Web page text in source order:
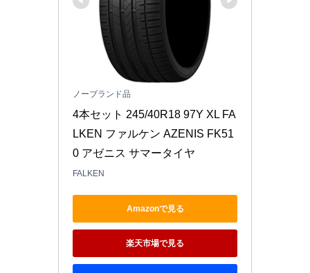
ノーブランド品
4本セット 245/40R18 97Y XL FA
LKEN ファルケン AZENIS FK51
0 アゼニス サマータイヤ
FALKEN
Amazonで見る
楽天市場で見る